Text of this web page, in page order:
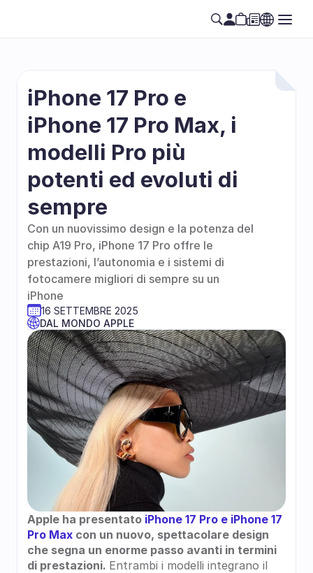
iPhone 17 Pro e
iPhone 17 Pro Max, i
modelli Pro più
potenti ed evoluti di
sempre
Con un nuovissimo design e la potenza del
chip A19 Pro, iPhone 17 Pro offre le
prestazioni, l’autonomia e i sistemi di
fotocamere migliori di sempre su un
iPhone
16 SETTEMBRE 2025
DAL MONDO APPLE
Apple ha presentato iPhone 17 Pro e iPhone 17
Pro Max con un nuovo, spettacolare design
che segna un enorme passo avanti in termini
di prestazioni. Entrambi i modelli integrano il